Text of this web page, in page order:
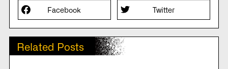
Facebook Twitter
Related Posts